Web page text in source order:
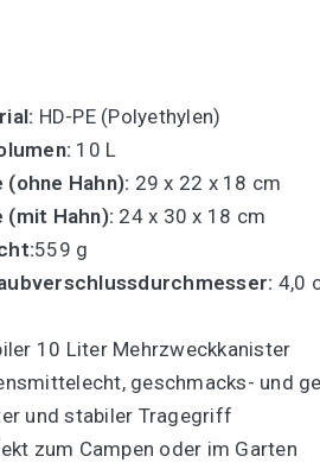
HD-PE (Polyethylen)
10 L
(ohne Hahn): 29 x 22 x 18 cm
(mit Hahn): 24 x 30 x 18 cm
559 g
4,0
10 Liter Mehrzweckkanister
geschmacks- und
und stabiler Tragegriff
zum Campen oder im Garten